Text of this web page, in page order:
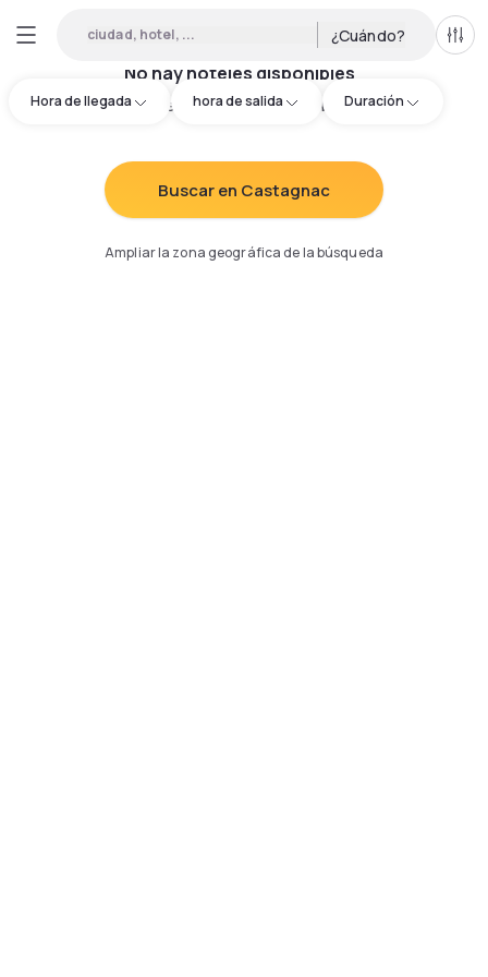
ciudad, hotel, ... ¿Cuándo?
Hora de llegada hora de salida Duración
No hay hoteles disponibles
Intenta redefinir los criterios de búsqueda:
Buscar en Castagnac
Ampliar la zona geográfica de la búsqueda